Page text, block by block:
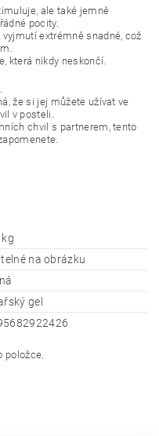
ale také jemně
pocity.
extrémně snadné, což
která nikdy neskončí.
že si jej můžete užívat ve
v posteli.
chvil s partnerem, tento
na obrázku
gel
položce.